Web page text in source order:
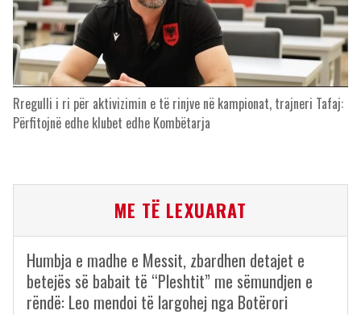
Rregulli i ri për aktivizimin e të rinjve në kampionat, trajneri Tafaj:
Përfitojnë edhe klubet edhe Kombëtarja
ME TË LEXUARAT
Humbja e madhe e Messit, zbardhen detajet e
betejës së babait të “Pleshtit” me sëmundjen e
rëndë: Leo mendoi të largohej nga Botërori